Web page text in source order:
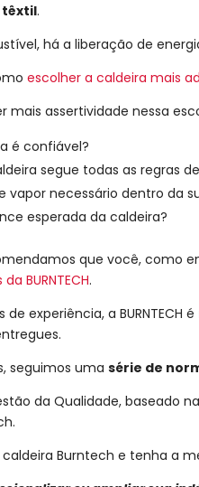
têxtil.
há a liberação de
escolher a caldeira mais
mais assertividade nessa
é confiável?
segue todas as regras
vapor necessário dentro da
esperada da caldeira?
que você, como
BURNTECH.
experiência, a BURNTECH é
seguimos umasérie de
da Qualidade, baseado
Burntech e tenha a